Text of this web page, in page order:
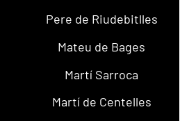
Pere de Riudebitlles
Mateu de Bages
Martí Sarroca
Martí de Centelles